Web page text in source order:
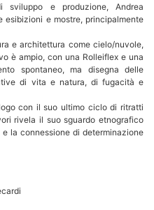
sviluppo e produzione, Andrea
esibizioni e mostre, principalmente
e architettura come cielo/nuvole,
è ampio, con una Rolleiflex e una
spontaneo, ma disegna delle
di vita e natura, di fugacità e
con il suo ultimo ciclo di ritratti
rivela il suo sguardo etnografico
e la connessione di determinazione